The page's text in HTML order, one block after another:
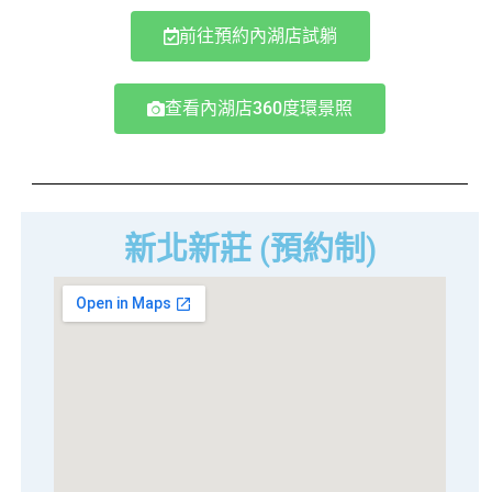
前往預約內湖店試躺
查看內湖店360度環景照
新北新莊 (預約制)